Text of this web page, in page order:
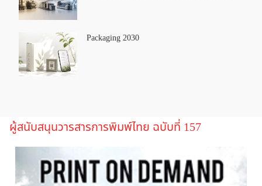
Packaging 2030
ผู้สนับสนุนวารสารการพิมพ์ไทย ฉบับที่ 157